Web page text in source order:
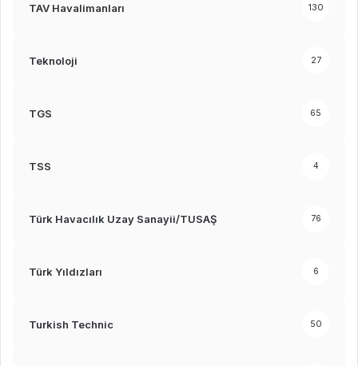
TAV Havalimanları 130
Teknoloji 27
TGS 65
TSS 4
Türk Havacılık Uzay Sanayii/TUSAŞ 76
Türk Yıldızları 6
Turkish Technic 50